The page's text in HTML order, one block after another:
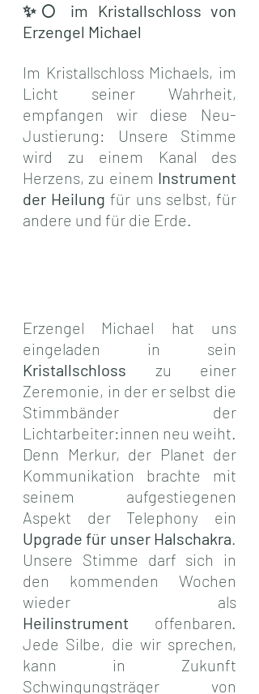
✨🌕 im Kristallschloss von
Erzengel Michael
Im Kristallschloss Michaels, im
Licht seiner Wahrheit,
empfangen wir diese Neu-
Justierung: Unsere Stimme
wird zu einem Kanal des
Herzens, zu einem Instrument
der Heilung für uns selbst, für
andere und für die Erde.
Erzengel Michael hat uns
Kristallschloss zu einer
Zeremonie, in der er selbst die
Stimmbänder der
Lichtarbeiter:innen neu weiht.
Denn Merkur, der Planet der
Kommunikation brachte mit
seinem aufgestiegenen
Upgrade für unser Halschakra
Unsere Stimme darf sich in
den kommenden Wochen
Heilinstrument offenbaren.
Jede Silbe, die wir sprechen,
kann in Zukunft
Schwingungsträger von